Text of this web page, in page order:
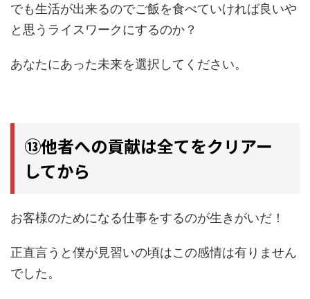
でも生活が出来るのでご飯を食べていければ良いや
と思うライスワークにするのか？
あなたにあった未来を選択してください。
⑬他者への貢献は全てをクリアー
してから
お客様のためになる仕事をするのが生きがいだ！
正直言うと僕が見習いの頃はこの感情は有りません
でした。